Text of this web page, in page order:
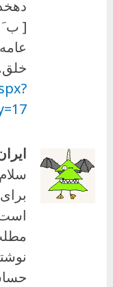
[ ب
سلام
است